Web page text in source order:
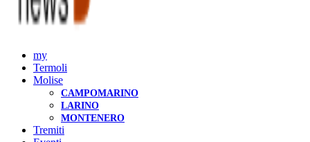
my
Termoli
Molise
CAMPOMARINO
LARINO
MONTENERO
Tremiti